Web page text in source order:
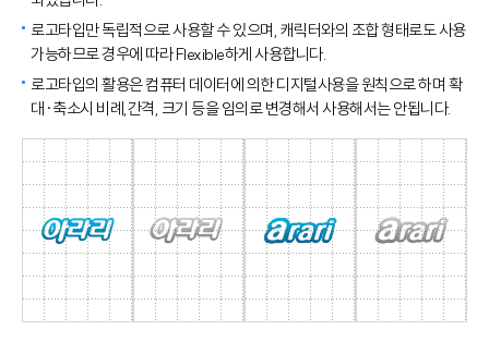
로고타입만 독립적으로 사용할 수 있으며, 캐릭터와의 조합 형태로도 사용
가능하므로 경우에 따라 Flexible하게 사용합니다.
로고타입의 활용은 컴퓨터 데이터에 의한 디지털사용을 원칙으로 하며 확
대·축소시 비례,간격, 크기 등을 임의로 변경해서 사용해서는 안됩니다.